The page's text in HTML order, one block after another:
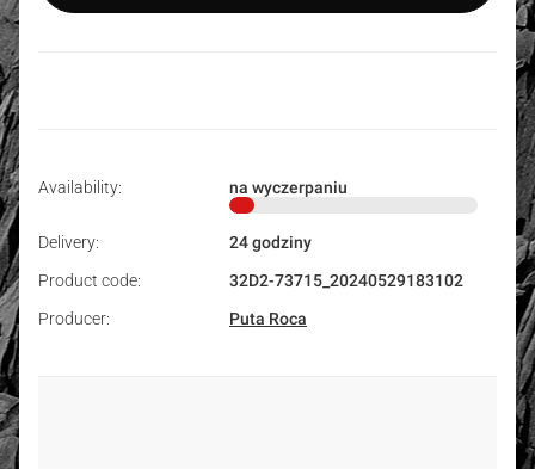
Availability: na wyczerpaniu
Delivery:
24 godziny
Product code:
32D2-73715_20240529183102
Producer:
Puta Roca